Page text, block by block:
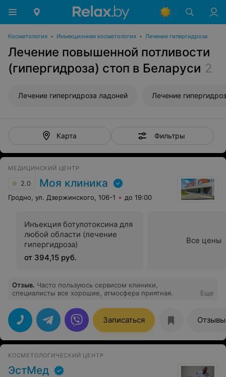
Косметология • Инъекционная косметология • Лечение гипергидроза
Лечение повышенной потливости
(гипергидроза) стоп в Беларуси 2
Лечение гипергидроза ладоней
Карта Фильтры
МЕДИЦИНСКИЙ ЦЕНТР
2.0 Моя клиника
Гродно, ул. Дзержинского, 106-1 до 19:00
Инъекция ботулотоксина для
любой области (лечение
гипергидроза)
от 394,15 руб.
Все цены
Отзыв. Часто пользуюсь сервисом клиники,
специалисты все хорошие, атмосфера приятная.
Еще
Записаться Отзывы
КОСМЕТОЛОГИЧЕСКИЙ ЦЕНТР
ЭстМед